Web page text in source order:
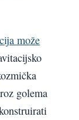
može
golema